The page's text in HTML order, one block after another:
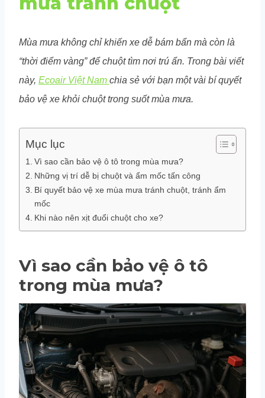
Mùa mưa không chỉ khiến xe dễ bám bẩn mà còn là
“thời điểm vàng” để chuột tìm nơi trú ẩn. Trong bài viết
này, Ecoair Việt Nam chia sẻ với bạn một vài bí quyết
bảo vệ xe khỏi chuột trong suốt mùa mưa.
Mục lục
Vì sao cần bảo vệ ô tô trong mùa mưa?
Những vị trí dễ bị chuột và ẩm mốc tấn công
Bí quyết bảo vệ xe mùa mưa tránh chuột, tránh ẩm
mốc
Khi nào nên xịt đuổi chuột cho xe?
Vì sao cần bảo vệ ô tô
trong mùa mưa?